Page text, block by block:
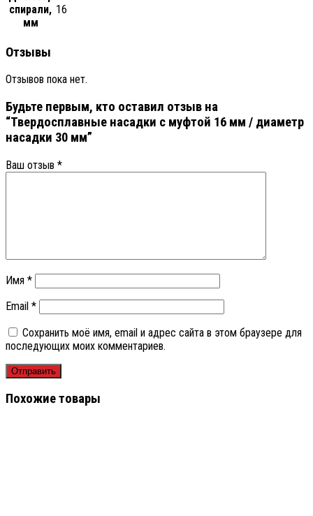
спирали,
мм
16
Отзывы
Отзывов пока нет.
Будьте первым, кто оставил отзыв на
“Твердосплавные насадки с муфтой 16 мм / диаметр
насадки 30 мм”
Ваш отзыв *
Имя *
Email *
Сохранить моё имя, email и адрес сайта в этом браузере для
последующих моих комментариев.
Похожие товары